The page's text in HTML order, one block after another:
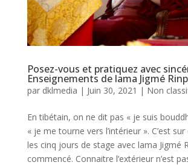
Posez-vous et pratiquez avec
Enseignements de lama Jigmé
par dklmedia | Juin 30, 2021 | Non
En tibétain, on ne dit pas « je suis
« je me tourne vers l’intérieur ». C’est
les cinq jours de stage avec lama Jigmé
commencé. Connaitre l’extérieur n’est